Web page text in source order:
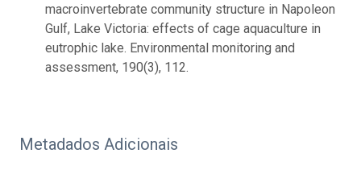
macroinvertebrate community structure in Napoleon
Gulf, Lake Victoria: effects of cage aquaculture in
eutrophic lake. Environmental monitoring and
assessment, 190(3), 112.
Metadados Adicionais